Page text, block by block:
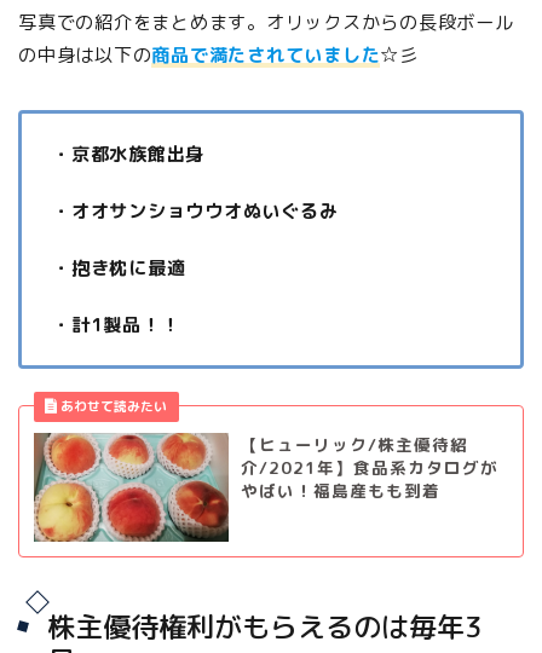
写真での紹介をまとめます。オリックスからの長段ボール
の中身は以下の商品で満たされていました☆彡
・京都水族館出身
・オオサンショウウオぬいぐるみ
・抱き枕に最適
・計1製品！！
【ヒューリック/株主優待紹
介/2021年】食品系カタログが
やばい！福島産もも到着
株主優待権利がもらえるのは毎年3